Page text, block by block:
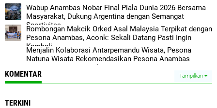
Wabup Anambas Nobar Final Piala Dunia 2026 Bersama
Masyarakat, Dukung Argentina dengan Semangat
Sportivitas
Rombongan Makcik Orked Asal Malaysia Terpikat dengan
Pesona Anambas, Aconk: Sekali Datang Pasti Ingin
Kembali
Menjalin Kolaborasi Antarpemandu Wisata, Pesona
Natuna Wisata Rekomendasikan Pesona Anambas
Layani Wisatawan Malaysia
KOMENTAR Tampilkan
TERKINI